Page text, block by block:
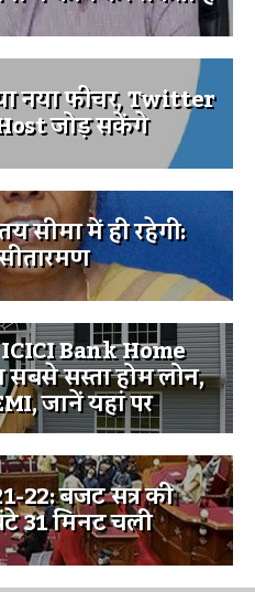
नया फीचर, Twitter
जोड़ सकेंगे
सीमा में ही रहेगी:
Bank Home
सस्ता होम लोन,
जानें यहां पर
22: बजट सत्र की
31 मिनट चली